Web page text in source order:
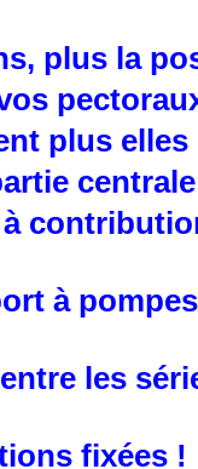
plus la
plus elles
à
les
fixées !